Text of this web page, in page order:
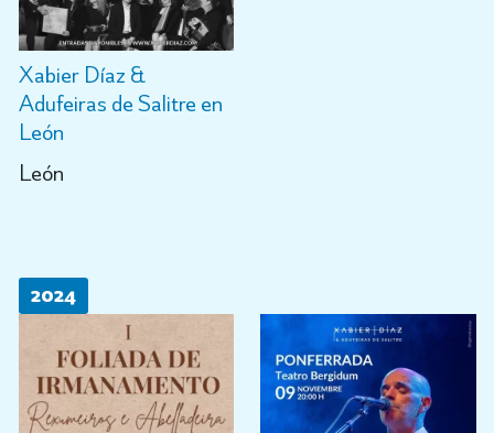
Xabier Díaz &
Adufeiras de Salitre en
León
León
2024